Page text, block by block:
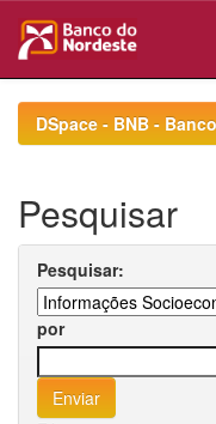
navigationDSpace - BNB -
Pesquisar
Pesquisar:
por